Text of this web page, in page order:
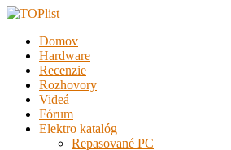
Domov
Hardware
Recenzie
Rozhovory
Videá
Fórum
Elektro katalóg
Repasované PC